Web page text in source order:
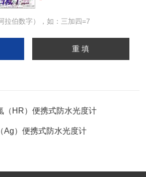
拉伯数字），如：三加四=7
（HR）便携式防水光度计
Ag）便携式防水光度计